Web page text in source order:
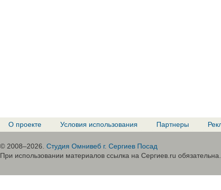
О проекте Условия использования Партнеры
© 2008–2026. Студия Омнивеб г. Сергиев Посад
При использовании материалов ссылка на Сергиев.ru обязательна.